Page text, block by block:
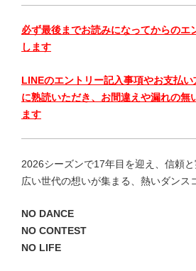
必ず最後までお読みになってからのエ
します
LINEのエントリー記入事項やお支払い
に熟読いただき、お間違えや漏れの無
ます
2026シーズンで17年目を迎え、信頼
広い世代の想いが集まる、熱いダンス
NO DANCE
NO CONTEST
NO LIFE